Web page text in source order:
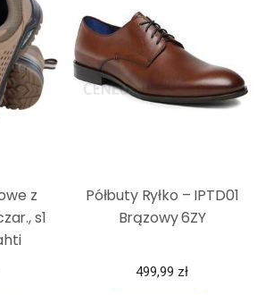
z
s1
Półbuty Ryłko – IPTD01
Brązowy 6ZY
499,99 zł